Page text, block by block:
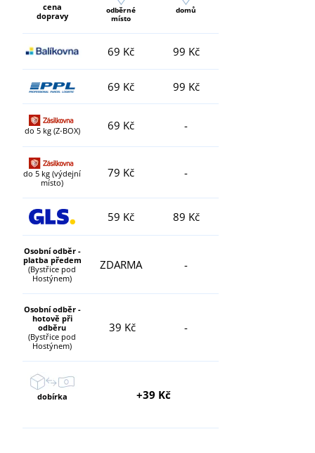
cena
dopravy
odběrné
místo
domů
69 Kč 99 Kč
69 Kč 99 Kč
do 5 kg (Z-BOX) 69 Kč -
do 5 kg (výdejní
místo)
79 Kč -
59 Kč 89 Kč
Osobní odběr -
platba předem
(Bystřice pod
Hostýnem)
ZDARMA -
Osobní odběr -
hotově při
odběru
(Bystřice pod
Hostýnem)
39 Kč -
dobírka +39 Kč